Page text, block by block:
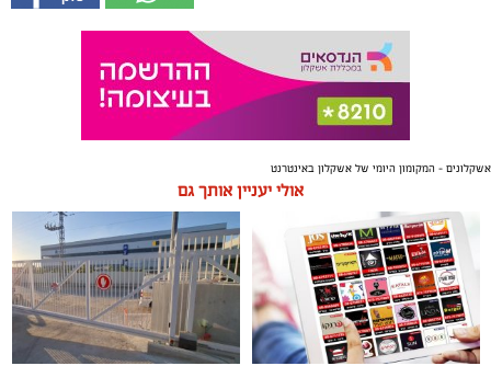
אשקלונים - המקומון היומי של אשקלון באינטרנט
אולי יעניין אותך גם